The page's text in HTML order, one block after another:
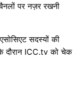
पर नज़र रखनी
सदस्यों की
के दौरान ICC.tv को चेक